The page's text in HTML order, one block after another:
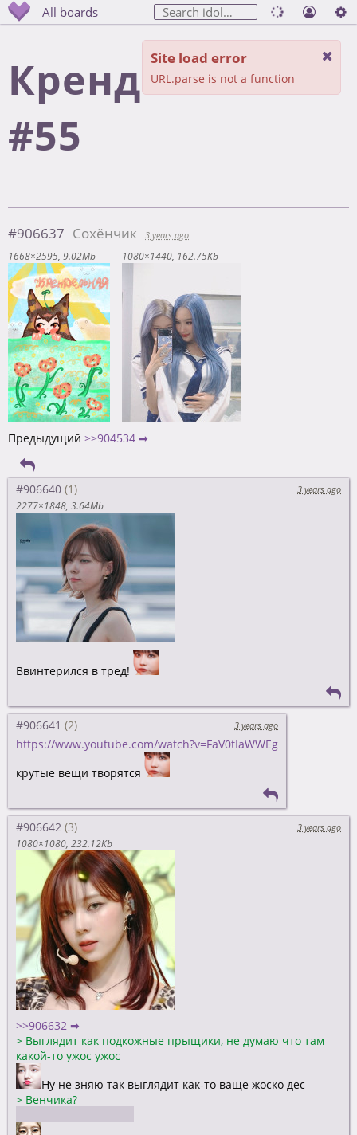
All boards
Крендельная
#55
#906637 Сохёнчик
3 years ago
1668×2595 9.02Mb 1080×1440 162.75Kb
Предыдущий >>904534 ➡
#906640
3 years ago
2277×1848 3.64Mb
Ввинтерился в тред!
#906641 3 years ago
https://www.youtube.com/watch?v=FaV0tIaWWEg
крутые вещи творятся
#906642
3 years ago
1080×1080 232.12Kb
>>906632 ➡
> Выглядит как подкожные прыщики, не думаю что там
какой-то ужос ужос
Ну не зняю так выглядит как-то ваще жоско дес
> Венчика?
Site load error
URL.parse is not a function